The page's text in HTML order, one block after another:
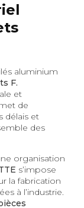
aluminium
F.
et
de
délais et
des
organisation
s’impose
la fabrication
à l’industrie.